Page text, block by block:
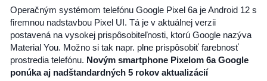
Operačným systémom telefónu Google Pixel 6a je Android 12 s
firemnou nadstavbou Pixel UI. Tá je v aktuálnej verzii
postavená na vysokej prispôsobiteľnosti, ktorú Google nazýva
Material You. Možno si tak napr. plne prispôsobiť farebnosť
prostredia telefónu. Novým smartphone Pixelom 6a Google
ponúka aj nadštandardných 5 rokov aktualizácií